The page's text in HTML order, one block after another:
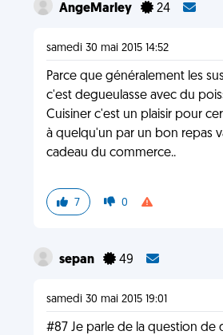
AngeMarley 24
samedi 30 mai 2015 14:52
Parce que généralement les
c'est degueulasse avec du
Cuisiner c'est un plaisir pour
à quelqu'un par un bon repas
cadeau du commerce..
7 0
sepan 49
samedi 30 mai 2015 19:01
#87 Je parle de la question de